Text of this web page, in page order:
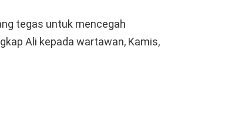
tegas untuk mencegah
Ali kepada wartawan, Kamis,